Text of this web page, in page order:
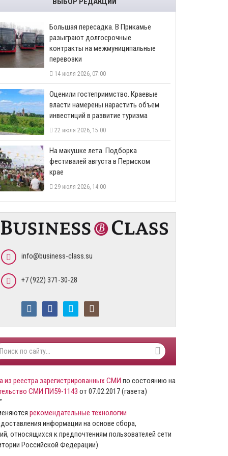
Большая пересадка. В Прикамье
разыграют долгосрочные
контракты на межмуниципальные
перевозки
14 июля 2026, 07:00
Оценили гостеприимство. Краевые
власти намерены нарастить объем
инвестиций в развитие туризма
22 июля 2026, 15:00
На макушке лета. Подборка
фестивалей августа в Пермском
крае
29 июля 2026, 14:00
info@business-class.su
+7 (922) 371-30-28
из реестра зарегистрированных СМИ по состоянию на
СМИ ПИ59-1143 от 07.02.2017 (газета)
рекомендательные технологии
информации на основе сбора,
относящихся к предпочтениям пользователей сети
Российской Федерации).